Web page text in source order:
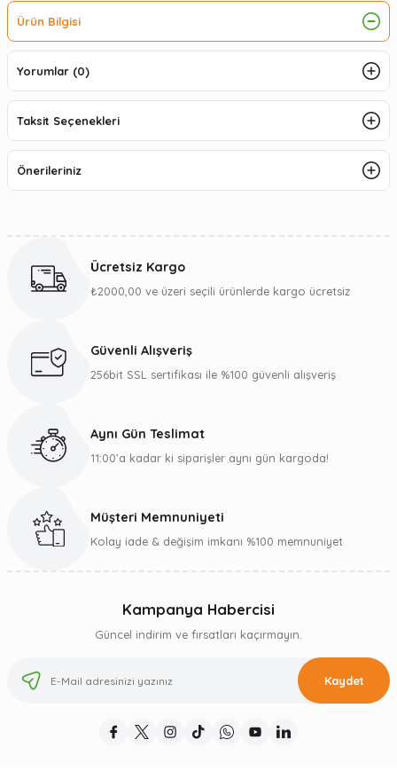
Ürün Bilgisi
Yorumlar (0)
Taksit Seçenekleri
Önerileriniz
Ücretsiz Kargo
₺2000,00 ve üzeri seçili ürünlerde kargo ücretsiz
Güvenli Alışveriş
256bit SSL sertifikası ile %100 güvenli alışveriş
Aynı Gün Teslimat
11:00’a kadar ki siparişler aynı gün kargoda!
Müşteri Memnuniyeti
Kolay iade & değişim imkanı %100 memnuniyet
Kampanya Habercisi
Güncel indirim ve fırsatları kaçırmayın.
Kaydet